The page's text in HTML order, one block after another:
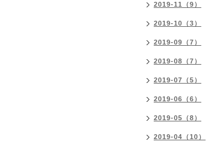
2019-11（9）
2019-10（3）
2019-09（7）
2019-08（7）
2019-07（5）
2019-06（6）
2019-05（8）
2019-04（10）